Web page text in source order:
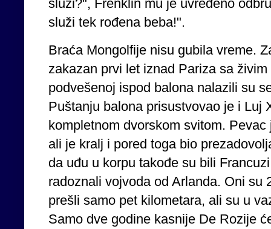
služi?", Frenklin mu je uvređeno
služi tek rođena beba!".
Braća Mongolfije nisu gubila vreme.
zakazan prvi let iznad Pariza sa
podvešenoj ispod balona nalazili su
Puštanju balona prisustvovao je i Luj
kompletnom dvorskom svitom.
ali je kralj i pored toga bio
da uđu u korpu takođe su bili
radoznali vojvoda od Arlanda. Oni su
prešli samo pet kilometara, ali su u
Samo dve godine kasnije De Rozije